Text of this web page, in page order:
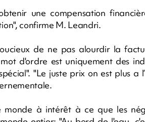
une compensation
confirme M. Leandri.
de ne pas alourdir la
d'ordre est uniquement des
"Le juste prix on est plus a
monde à intérêt à ce que les